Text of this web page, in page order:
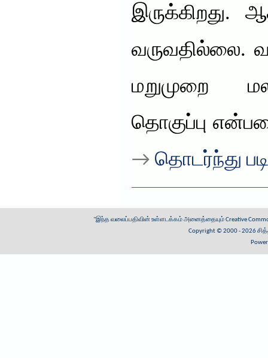
இருக்கிறது.
வருவதில்லை.
மறுமுறை
தொகுப்பு
→ தொடர்ந்து
"இந்த வலைப்பதிவின் உள்ளடக்கம் அனைத்தையும்Creative
Copyright © 2000 - 2026